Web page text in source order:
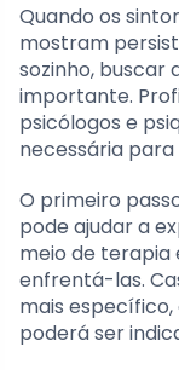
Quando os
mostram
sozinho, buscar
importante.
psicólogos e
necessária
O primeiro
pode ajudar a
meio de
enfrentá-las.
mais
poderá ser